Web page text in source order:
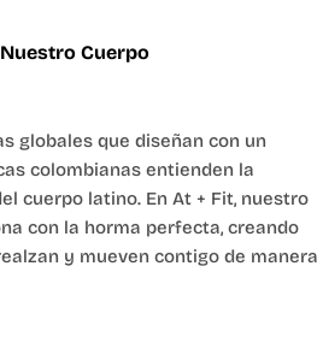
Cuerpo
globales que diseñan con un
colombianas entienden la
cuerpo latino. En At + Fit, nuestro
con la horma perfecta, creando
y mueven contigo de manera